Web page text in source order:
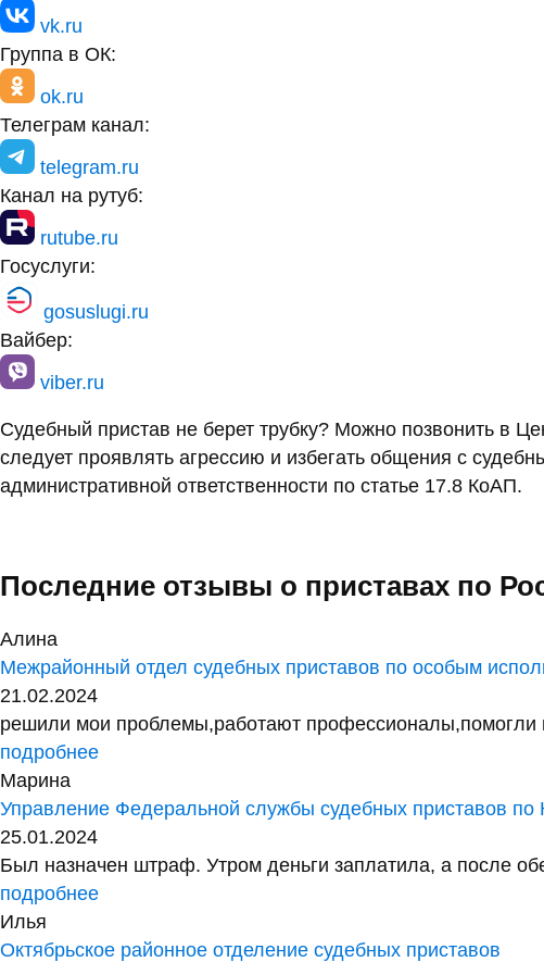
vk.ru
Группа в ОК:
ok.ru
Телеграм канал:
telegram.ru
Канал на рутуб:
rutube.ru
Госуслуги:
gosuslugi.ru
Вайбер:
viber.ru
Судебный пристав не берет трубку? Можно позвонить в
следует проявлять агрессию и избегать общения с
административной ответственности по статье 17.8 КоАП.
Последние отзывы о приставах по
Алина
Межрайонный отдел судебных приставов по особым
21.02.2024
решили мои проблемы,работают профессионалы,помогли
подробнее
Марина
Управление Федеральной службы судебных приставов по
25.01.2024
Был назначен штраф. Утром деньги заплатила, а после
подробнее
Илья
Октябрьское районное отделение судебных приставов